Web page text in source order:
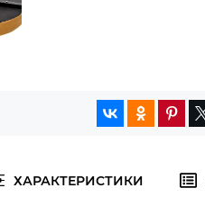
ХАРАКТЕРИСТИКИ